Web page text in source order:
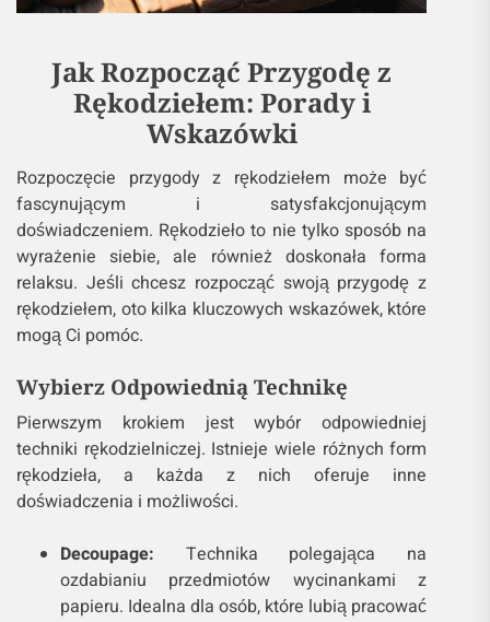
Jak Rozpocząć Przygodę z
Rękodziełem: Porady i
Wskazówki
Rozpoczęcie przygody z rękodziełem może być
fascynującym i satysfakcjonującym
doświadczeniem. Rękodzieło to nie tylko sposób na
wyrażenie siebie, ale również doskonała forma
relaksu. Jeśli chcesz rozpocząć swoją przygodę z
rękodziełem, oto kilka kluczowych wskazówek, które
mogą Ci pomóc.
Wybierz Odpowiednią Technikę
Pierwszym krokiem jest wybór odpowiedniej
techniki rękodzielniczej. Istnieje wiele różnych form
rękodzieła, a każda z nich oferuje inne
doświadczenia i możliwości.
Decoupage: Technika polegająca na
ozdabianiu przedmiotów wycinankami z
papieru. Idealna dla osób, które lubią pracować